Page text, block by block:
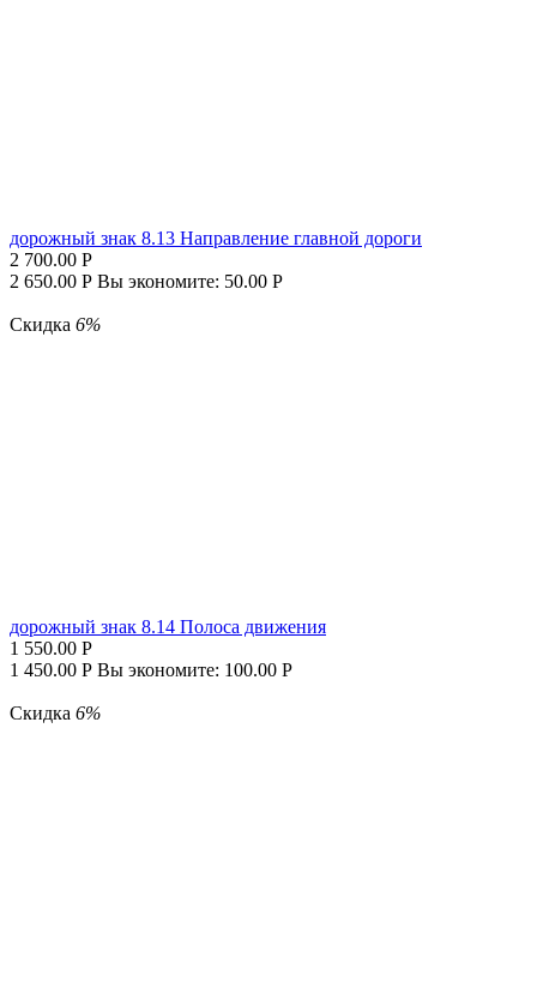
дорожный знак 8.13 Направление главной дороги
2 700.00 Р
2 650.00 Р Вы экономите: 50.00 Р
Скидка 6%
дорожный знак 8.14 Полоса движения
1 550.00 Р
1 450.00 Р Вы экономите: 100.00 Р
Скидка 6%